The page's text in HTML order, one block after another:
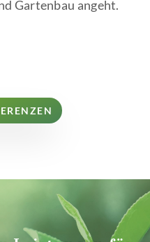
Gartenbau angeht.